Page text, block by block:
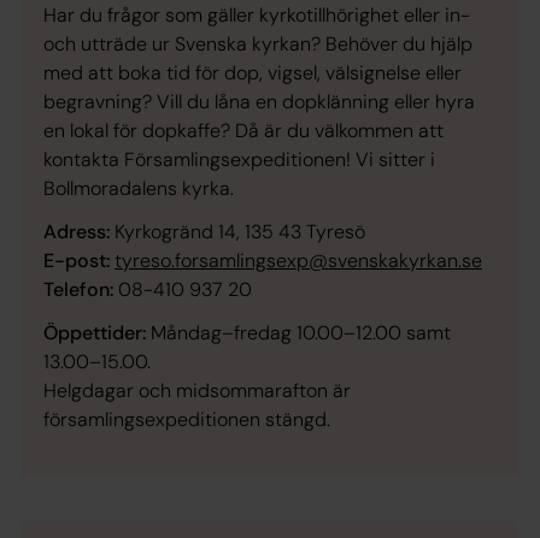
Har du frågor som gäller kyrkotillhörighet eller in-
och utträde ur Svenska kyrkan? Behöver du hjälp
med att boka tid för dop, vigsel, välsignelse eller
begravning? Vill du låna en dopklänning eller hyra
en lokal för dopkaffe? Då är du välkommen att
kontakta Församlingsexpeditionen! Vi sitter i
Bollmoradalens kyrka.
Adress: Kyrkogränd 14, 135 43 Tyresö
E-post:tyreso.forsamlingsexp@svenskakyrkan.se
Telefon: 08-410 937 20
Öppettider: Måndag–fredag 10.00–12.00 samt
13.00–15.00.
Helgdagar och midsommarafton är
församlingsexpeditionen stängd.